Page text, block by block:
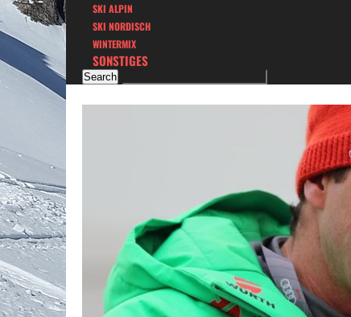
SKI ALPIN
SKI NORDISCH
WINTERMIX
SONSTIGES